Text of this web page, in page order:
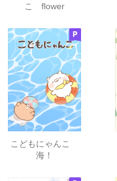
こ flower
こどもにゃんこ
海！